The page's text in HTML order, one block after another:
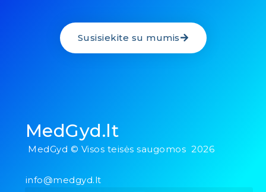
Susisiekite su mumis
MedGyd.lt
MedGyd © Visos teisės saugomos 2026
info@medgyd.lt